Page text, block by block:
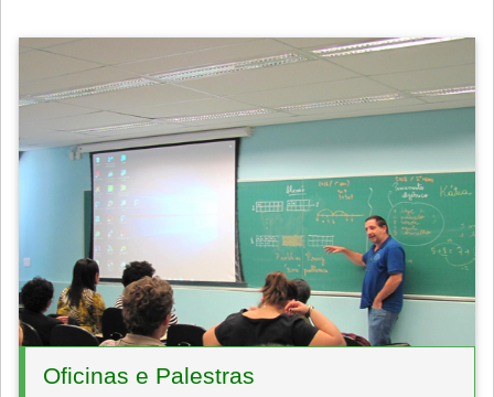
Oficinas e Palestras